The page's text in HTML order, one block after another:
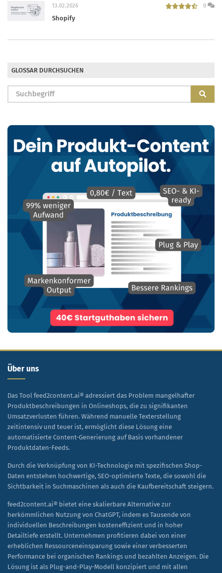
13.02.2026 0
Shopify
GLOSSAR DURCHSUCHEN
Über uns
Das Tool feed2content.ai® adressiert das Problem mangelhafter
Produktbeschreibungen in Onlineshops, die zu signifikanten
Umsatzverlusten führen. Während manuelle Texterstellung
zeitintensiv und teuer ist, ermöglicht diese Lösung eine
automatisierte Content-Generierung auf Basis vorhandener
Produktdaten-Feeds.
Durch die Verknüpfung von KI-Technologie mit spezifischen Shop-
Daten entstehen hochwertige, SEO-optimierte Texte, die sowohl die
Sichtbarkeit in Suchmaschinen als auch die Kaufbereitschaft steigern.
feed2content.ai® bietet eine skalierbare Alternative zur
herkömmlichen Nutzung von ChatGPT, indem es Tausende von
individuellen Beschreibungen kosteneffizient und in hoher
Detailtiefe erstellt. Unternehmen profitieren dabei von einer
erheblichen Ressourceneinsparung sowie einer verbesserten
Performance bei organischen Rankings und bezahlten Anzeigen. Die
Lösung ist als Plug-and-Play-Modell konzipiert und mit allen